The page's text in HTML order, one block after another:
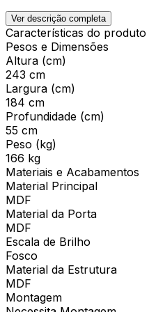
Ver descrição completa
Características do produto
Pesos e Dimensões
Altura (cm)
243 cm
Largura (cm)
184 cm
Profundidade (cm)
55 cm
Peso (kg)
166 kg
Materiais e Acabamentos
Material Principal
MDF
Material da Porta
MDF
Escala de Brilho
Fosco
Material da Estrutura
MDF
Montagem